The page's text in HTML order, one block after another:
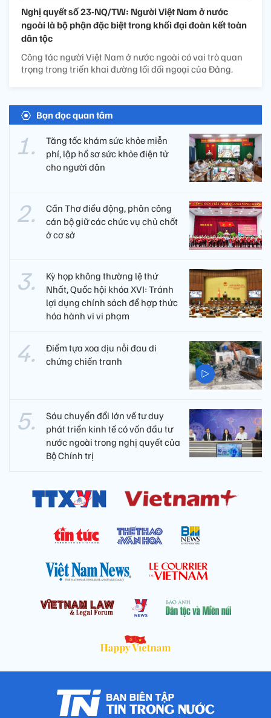
Nghị quyết số 23-NQ/TW: Người Việt Nam ở nước
ngoài là bộ phận đặc biệt trong khối đại đoàn kết toàn
dân tộc
Công tác người Việt Nam ở nước ngoài có vai trò quan
trọng trong triển khai đường lối đối ngoại của Đảng.
Bạn đọc quan tâm
Tăng tốc khám sức khỏe miễn
phí, lập hồ sơ sức khỏe điện tử
cho người dân
Cần Thơ điều động, phân công
cán bộ giữ các chức vụ chủ chốt
ở cơ sở
Kỳ họp không thường lệ thứ
Nhất, Quốc hội khóa XVI: Tránh
lợi dụng chính sách để hợp thức
hóa hành vi vi phạm
Điểm tựa xoa dịu nỗi đau di
chứng chiến tranh
Sáu chuyển đổi lớn về tư duy
phát triển kinh tế có vốn đầu tư
nước ngoài trong nghị quyết của
Bộ Chính trị